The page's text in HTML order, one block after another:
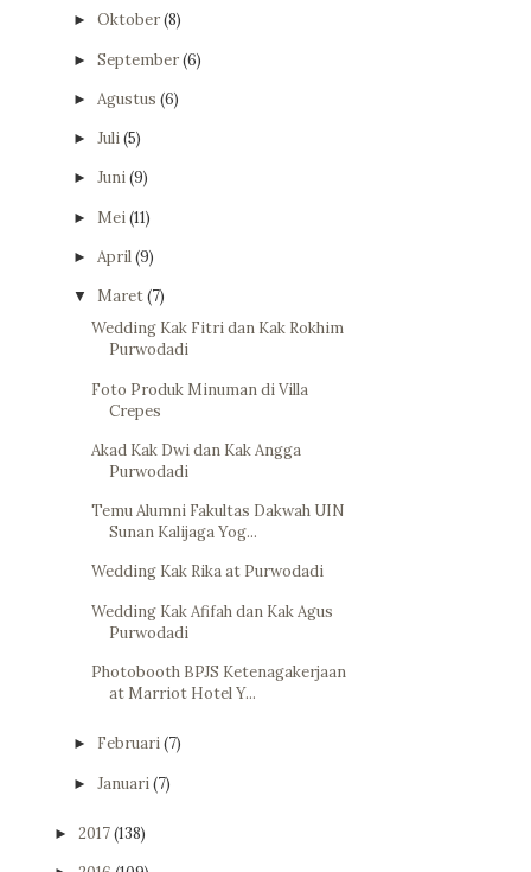
► Oktober(8)
► September(6)
► Agustus (6)
► Juli(5)
► Juni(9)
► Mei(11)
► April(9)
▼ Maret(7)
Wedding Kak Fitri dan Kak Rokhim
Purwodadi
Foto Produk Minuman di Villa
Crepes
Akad Kak Dwi dan Kak Angga
Purwodadi
Temu Alumni Fakultas Dakwah UIN
Sunan Kalijaga Yog...
Wedding Kak Rika at Purwodadi
Wedding Kak Afifah dan Kak Agus
Purwodadi
Photobooth BPJS Ketenagakerjaan
at Marriot Hotel Y...
► Februari(7)
► Januari(7)
► 2017(138)